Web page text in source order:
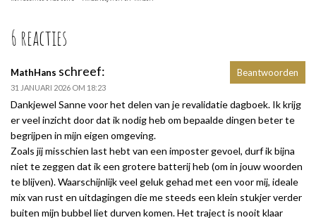
6 reacties
MathHans schreef:
31 JANUARI 2026 OM 18:23
Dankjewel Sanne voor het delen van je revalidatie dagboek. Ik krijg
er veel inzicht door dat ik nodig heb om bepaalde dingen beter te
begrijpen in mijn eigen omgeving.
Zoals jij misschien last hebt van een imposter gevoel, durf ik bijna
niet te zeggen dat ik een grotere batterij heb (om in jouw woorden
te blijven). Waarschijnlijk veel geluk gehad met een voor mij, ideale
mix van rust en uitdagingen die me steeds een klein stukjer verder
buiten mijn bubbel liet durven komen. Het traject is nooit klaar
Beantwoorden